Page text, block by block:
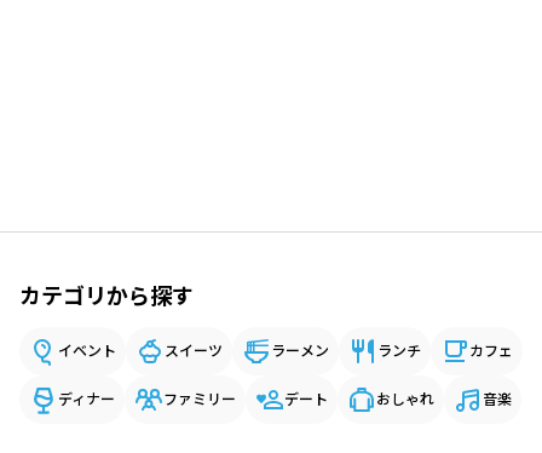
カテゴリから探す
イベント スイーツ ラーメン ランチ カフェ
ディナー ファミリー デート おしゃれ 音楽